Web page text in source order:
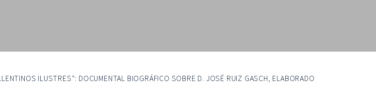
ILUSTRES”: DOCUMENTAL BIOGRÁFICO SOBRE D. JOSÉ RUIZ GASCH, ELABORADO